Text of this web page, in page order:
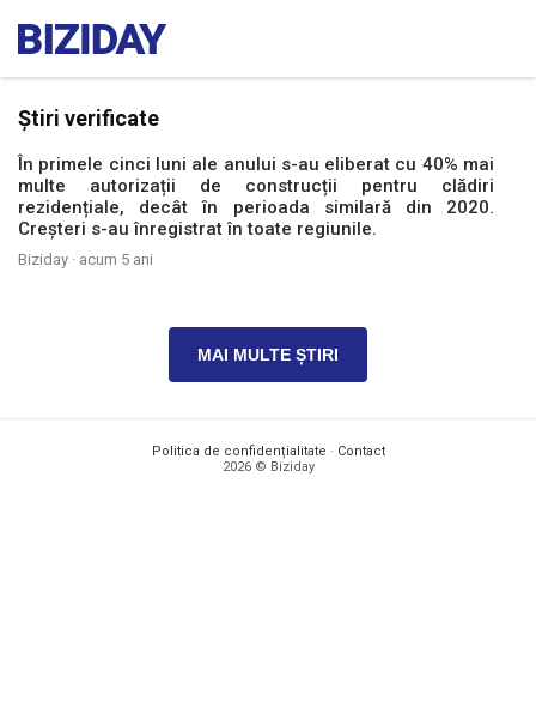
Știri verificate
În primele cinci luni ale anului s-au eliberat cu 40% mai
multe autorizații de construcții pentru clădiri
rezidențiale, decât în perioada similară din 2020.
Creșteri s-au înregistrat în toate regiunile.
Biziday · acum 5 ani
MAI MULTE ȘTIRI
Politica de confidențialitate · Contact
2026 © Biziday